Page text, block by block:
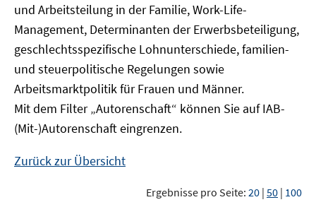
und Arbeitsteilung in der Familie, Work-Life-
Management, Determinanten der Erwerbsbeteiligung,
geschlechtsspezifische Lohnunterschiede, familien-
und steuerpolitische Regelungen sowie
Arbeitsmarktpolitik für Frauen und Männer.
Mit dem Filter „Autorenschaft“ können Sie auf IAB-
(Mit-)Autorenschaft eingrenzen.
Zurück zur Übersicht
Ergebnisse pro Seite: 20 | 50 | 100